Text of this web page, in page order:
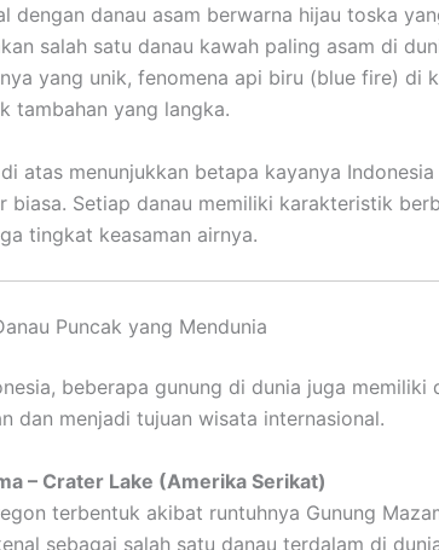
dengan danau asam berwarna hijau toska
salah satu danau kawah paling asam di
yang unik, fenomena api biru (blue fire) di
tambahan yang langka.
atas menunjukkan betapa kayanya
biasa. Setiap danau memiliki karakteristik
tingkat keasaman airnya.
Puncak yang Mendunia
beberapa gunung di dunia juga memiliki
dan menjadi tujuan wisata internasional.
– Crater Lake (Amerika Serikat)
terbentuk akibat runtuhnya Gunung
sebagai salah satu danau terdalam di